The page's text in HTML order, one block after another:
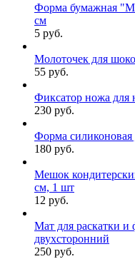
Форма бумажная
см
5 руб.
Молоточек для
55 руб.
Фиксатор ножа для
230 руб.
Форма
180 руб.
Мешок
см, 1 шт
12 руб.
Мат для раскатки и
двухсторонний
250 руб.